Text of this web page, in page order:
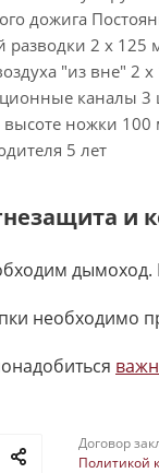
дожига
разводки 2 х 125
"из вне" 2
каналы 3
высоте ножки 100
5 лет
и
необходимо
Договор
Политикой